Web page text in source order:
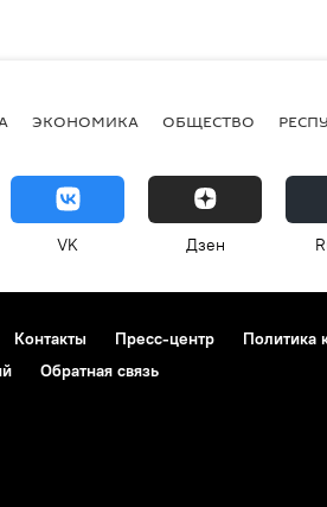
ЭКОНОМИКА ОБЩЕСТВО
VK Дзен
Контакты Пресс-центр Политика
Обратная связь